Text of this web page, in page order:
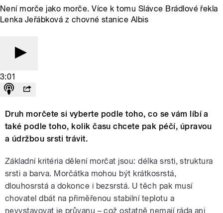
Není morče jako morče. Více k tomu Slávce Brádlové řekla
Lenka Jeřábková z chovné stanice Albis
3:01
Druh morčete si vyberte podle toho, co se vám líbí a
také podle toho, kolik času chcete pak péčí, úpravou
a údržbou srsti trávit.
Základní kritéria dělení morčat jsou: délka srsti, struktura
srsti a barva. Morčátka mohou být krátkosrstá,
dlouhosrstá a dokonce i bezsrstá. U těch pak musí
chovatel dbát na přiměřenou stabilní teplotu a
nevystavovat je průvanu – což ostatně nemají ráda ani